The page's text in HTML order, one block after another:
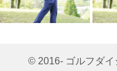
© 2016- ゴルフダイ